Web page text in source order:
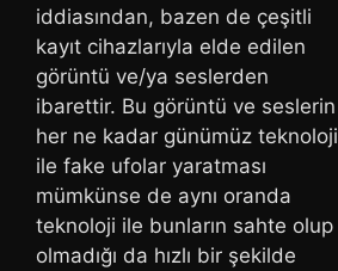
iddiasından, bazen de çeşitli
kayıt cihazlarıyla elde edilen
görüntü ve/ya seslerden
ibarettir. Bu görüntü ve seslerin
her ne kadar günümüz teknoloji
ile fake ufolar yaratması
mümkünse de aynı oranda
teknoloji ile bunların sahte olup
olmadığı da hızlı bir şekilde